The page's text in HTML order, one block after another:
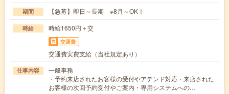
期間 【急募】即日～長期 ※8月～OK！
時給 時給1650円＋交
交通費
交通費実費支給（当社規定あり）
仕事内容
一般事務
・予約来店されたお客様の受付やアテンド対応・来店された
お客様の次回予約受付やご案内・専用システムへの…